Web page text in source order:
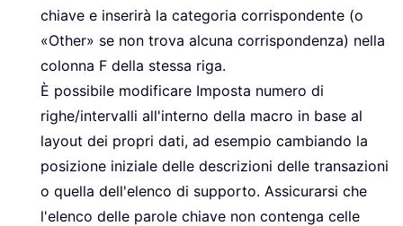
chiave e inserirà la categoria corrispondente (o
«Other» se non trova alcuna corrispondenza) nella
colonna F della stessa riga.
È possibile modificare Imposta numero di
righe/intervalli all'interno della macro in base al
layout dei propri dati, ad esempio cambiando la
posizione iniziale delle descrizioni delle transazioni
o quella dell'elenco di supporto. Assicurarsi che
l'elenco delle parole chiave non contenga celle